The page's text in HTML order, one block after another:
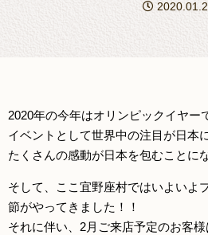
2020年の今年はオリンピックイヤー
イベントとして世界中の注目が日本
たくさんの感動が日本を包むことに
そして、ここ宜野座村ではいよいよ
節がやってきました！！
それに伴い、2月ご来店予定のお客